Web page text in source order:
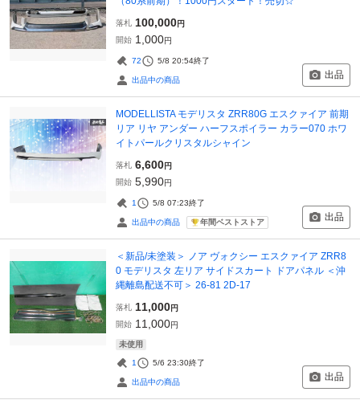
落札 100,000円
開始 1,000円
72 5/8 20:54終了
出品中の商品 出品
MODELLISTA モデリスタ ZRR80G エスクァイア 前期
リア リヤ アンダー ハーフスポイラー カラー070 ホワ
イトパールクリスタルシャイン
落札 6,600円
開始 5,990円
1 5/8 07:23終了
出品中の商品 年間ベストストア 出品
＜新品/未塗装＞ ノア ヴォクシー エスクァイア ZRR8
0 モデリスタ 左リア サイドスカート ドアパネル ＜沖
縄離島配送不可＞ 26-81 2D-17
落札 11,000円
開始 11,000円
未使用
1 5/6 23:30終了
出品中の商品 出品